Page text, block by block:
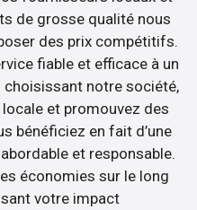
de grosse qualité nous
des prix compétitifs.
fiable et efficace à un
choisissant notre société,
et promouvez des
bénéficiez en fait d’une
et responsable.
économies sur le long
votre impact